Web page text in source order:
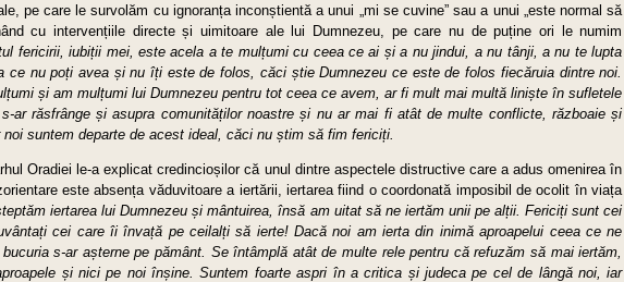
pe care le survolăm cu ignoranța inconștientă a unui „mi se cuvine” sau a unui „este normal să
cu intervențiile directe și uimitoare ale lui Dumnezeu, pe care nu de puține ori le numim
fericirii, iubiții mei, este acela a te mulțumi cu ceea ce ai și a nu jindui, a nu tânji, a nu te lupta
ce nu poți avea și nu îți este de folos, căci știe Dumnezeu ce este de folos fiecăruia dintre noi.
și am mulțumi lui Dumnezeu pentru tot ceea ce avem, ar fi mult mai multă liniște în sufletele
ar răsfrânge și asupra comunităților noastre și nu ar mai fi atât de multe conflicte, războaie și
noi suntem departe de acest ideal, căci nu știm să fim fericiți.
Oradiei le-a explicat credincioșilor că unul dintre aspectele distructive care a adus omenirea în
este absența văduvitoare a iertării, iertarea fiind o coordonată imposibil de ocolit în viața
iertarea lui Dumnezeu și mântuirea, însă am uitat să ne iertăm unii pe alții. Fericiți sunt cei
cei care îi învață pe ceilalți să ierte! Dacă noi am ierta din inimă aproapelui ceea ce ne
s-ar așterne pe pământ. Se întâmplă atât de multe rele pentru că refuzăm să mai iertăm,
și nici pe noi înșine. Suntem foarte aspri în a critica și judeca pe cel de lângă noi, iar